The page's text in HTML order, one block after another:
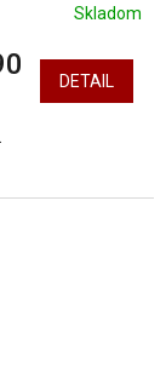
Skladom
DETAIL